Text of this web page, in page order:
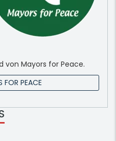
von Mayors for Peace.
FOR PEACE